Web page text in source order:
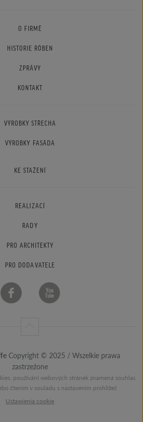
O FIRMĚ
HISTORIE RÖBEN
ZPRÁVY
KONTAKT
VÝROBKY STŘECHA
VÝROBKY FASÁDA
KE STAŽENÍ
REALIZACÍ
RADY
PRO ARCHITEKTY
PRO DODAVATELE
Copyright © 2025 / Wszelkie prawa
zastrzeżone
používání webových stránek znamená souhlas
čtením v souladu s nastavením prohlížeč
Ustawienia cookie